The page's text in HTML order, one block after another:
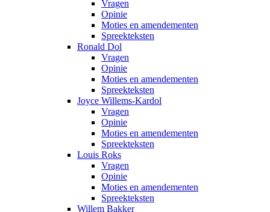
Vragen
Opinie
Moties en amendementen
Spreekteksten
Ronald Dol
Vragen
Opinie
Moties en amendementen
Spreekteksten
Joyce Willems-Kardol
Vragen
Opinie
Moties en amendementen
Spreekteksten
Louis Roks
Vragen
Opinie
Moties en amendementen
Spreekteksten
Willem Bakker